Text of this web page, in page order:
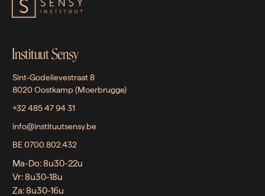
Instituut Sensy
Sint-Godelievestraat 8
8020 Oostkamp (Moerbrugge)
+32 485 47 94 31
info@instituutsensy.be
BE 0700.802.432
Ma-Do: 8u30-22u
Vr: 8u30-18u
Za: 8u30-16u